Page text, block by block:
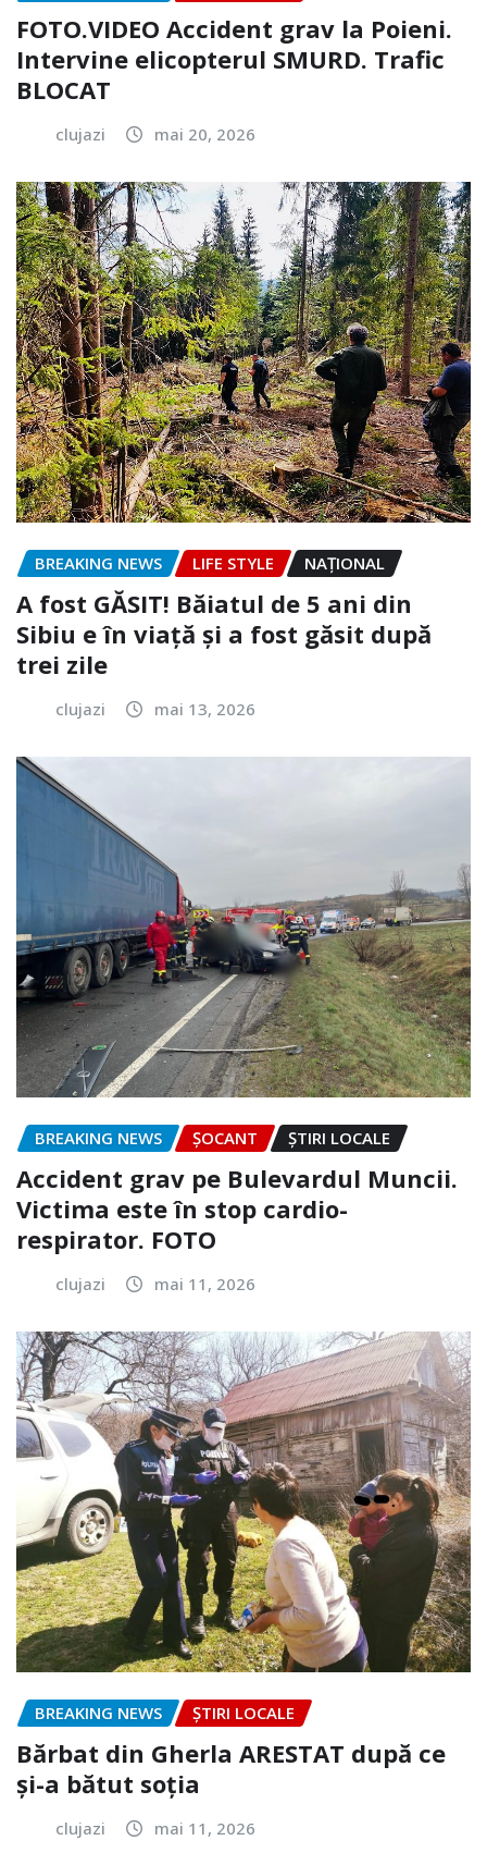
FOTO.VIDEO Accident grav la Poieni.
Intervine elicopterul SMURD. Trafic
BLOCAT
clujazi mai 20, 2026
BREAKING NEWS LIFE STYLE NAŢIONAL
A fost GĂSIT! Băiatul de 5 ani din
Sibiu e în viață și a fost găsit după
trei zile
clujazi mai 13, 2026
BREAKING NEWS ȘOCANT ȘTIRI LOCALE
Accident grav pe Bulevardul Muncii.
Victima este în stop cardio-
respirator. FOTO
clujazi mai 11, 2026
BREAKING NEWS ȘTIRI LOCALE
Bărbat din Gherla ARESTAT după ce
și-a bătut soția
clujazi mai 11, 2026